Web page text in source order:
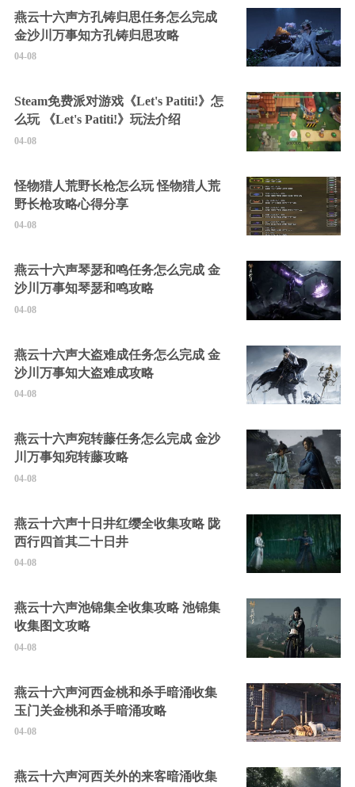
燕云十六声方孔铸归思任务怎么完成
金沙川万事知方孔铸归思攻略
04-08
Steam免费派对游戏《Let's Patiti!》怎
么玩 《Let's Patiti!》玩法介绍
04-08
怪物猎人荒野长枪怎么玩 怪物猎人荒
野长枪攻略心得分享
04-08
燕云十六声琴瑟和鸣任务怎么完成 金
沙川万事知琴瑟和鸣攻略
04-08
燕云十六声大盗难成任务怎么完成 金
沙川万事知大盗难成攻略
04-08
燕云十六声宛转藤任务怎么完成 金沙
川万事知宛转藤攻略
04-08
燕云十六声十日井红缨全收集攻略 陇
西行四首其二十日井
04-08
燕云十六声池锦集全收集攻略 池锦集
收集图文攻略
04-08
燕云十六声河西金桃和杀手暗涌收集
玉门关金桃和杀手暗涌攻略
04-08
燕云十六声河西关外的来客暗涌收集